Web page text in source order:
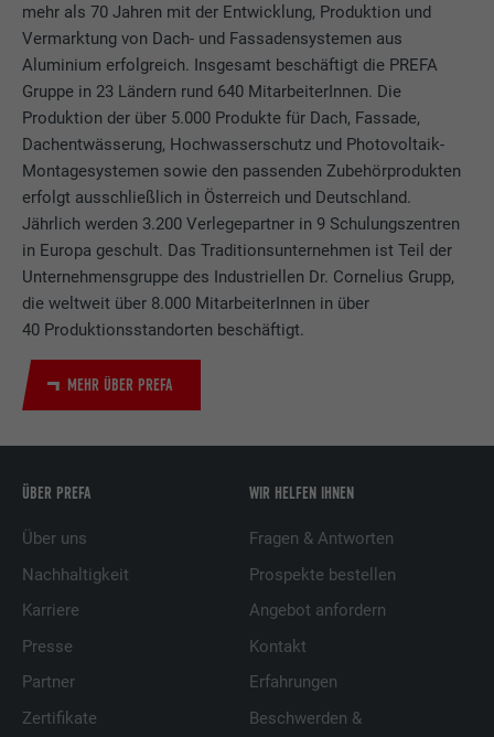
mehr als 70 Jahren mit der Entwicklung, Produktion und
Vermarktung von Dach- und Fassadensystemen aus
Aluminium erfolgreich. Insgesamt beschäftigt die PREFA
Gruppe in 23 Ländern rund 640 MitarbeiterInnen. Die
Produktion der über 5.000 Produkte für Dach, Fassade,
Dachentwässerung, Hochwasserschutz und Photovoltaik-
Montagesystemen sowie den passenden Zubehörprodukten
erfolgt ausschließlich in Österreich und Deutschland.
Jährlich werden 3.200 Verlegepartner in 9 Schulungszentren
in Europa geschult. Das Traditionsunternehmen ist Teil der
Unternehmensgruppe des Industriellen Dr. Cornelius Grupp,
die weltweit über 8.000 MitarbeiterInnen in über
40 Produktionsstandorten beschäftigt.
MEHR ÜBER PREFA
ÜBER PREFA
Über uns
Nachhaltigkeit
Karriere
Presse
Partner
Zertifikate
WIR HELFEN IHNEN
Fragen & Antworten
Prospekte bestellen
Angebot anfordern
Kontakt
Erfahrungen
Beschwerden &